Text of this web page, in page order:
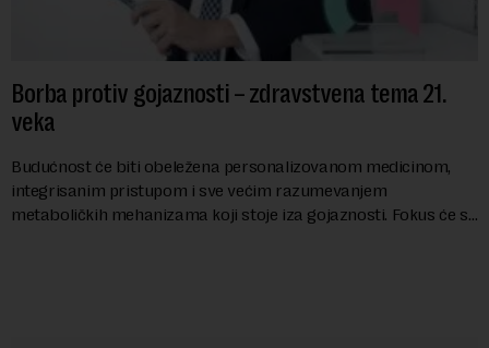
Borba protiv gojaznosti – zdravstvena tema 21.
veka
Budućnost će biti obeležena personalizovanom medicinom,
integrisanim pristupom i sve većim razumevanjem
metaboličkih mehanizama koji stoje iza gojaznosti. Fokus će se